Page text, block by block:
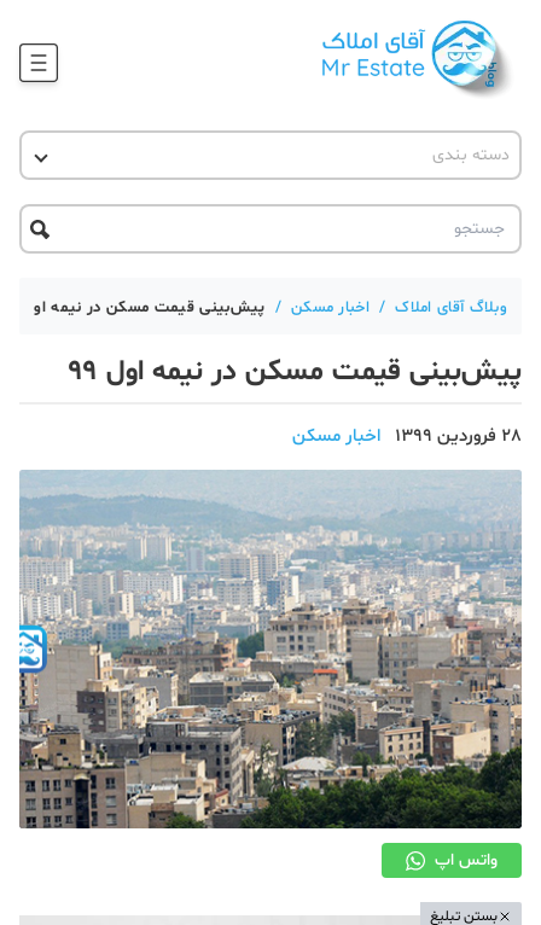
آموزش املاک
حقوقی
آکادمی
دسته بندی
آقای مشاور املاک
آکادمی آقای املاک
آموزش املاک
آموزش پلتفرم آقای املاک
اخبار مسکن
حقوقی
دانستنی
دکوراسیون
صنعت ساختمان
محله گردی
معماری
ملکی
همایش و نمایشگاه
وبلاگ آقای املاک / اخبار مسکن / پیش‌بینی قیمت مسکن در نیمه اول ۹۹
پیش‌بینی قیمت مسکن در نیمه اول ۹۹
28 فروردین 1399 اخبار مسکن
واتس اپ
بستن تبلیغ